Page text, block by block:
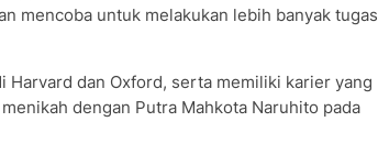
mencoba untuk melakukan lebih banyak tugas
Harvard dan Oxford, serta memiliki karier yang
dengan Putra Mahkota Naruhito pada